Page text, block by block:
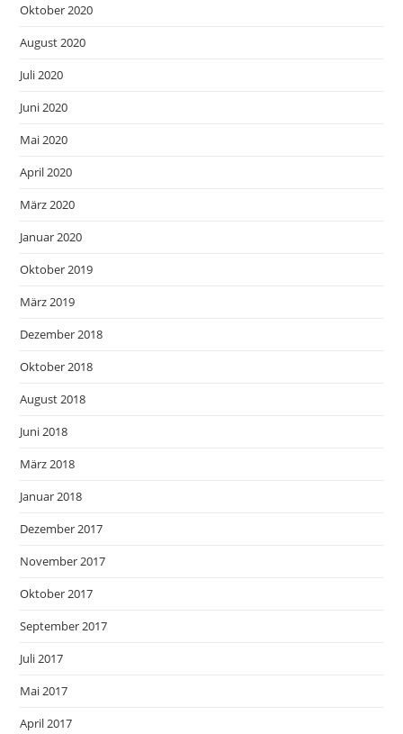
Oktober 2020
August 2020
Juli 2020
Juni 2020
Mai 2020
April 2020
März 2020
Januar 2020
Oktober 2019
März 2019
Dezember 2018
Oktober 2018
August 2018
Juni 2018
März 2018
Januar 2018
Dezember 2017
November 2017
Oktober 2017
September 2017
Juli 2017
Mai 2017
April 2017